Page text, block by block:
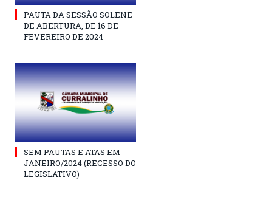
PAUTA DA SESSÃO SOLENE
DE ABERTURA, DE 16 DE
FEVEREIRO DE 2024
SEM PAUTAS E ATAS EM
JANEIRO/2024 (RECESSO DO
LEGISLATIVO)